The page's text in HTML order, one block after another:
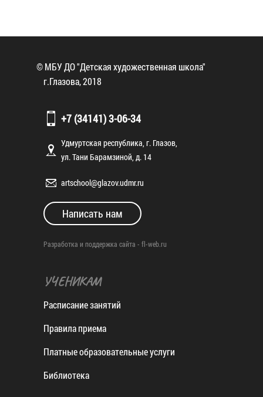
© МБУ ДО "Детская художественная школа"
г.Глазова, 2018
+7 (34141) 3-06-34
Удмуртская республика, г. Глазов,
ул. Тани Барамзиной, д. 14
artschool@glazov.udmr.ru
Написать нам
Разработка и поддержка сайта - fl-web.ru
УЧЕНИКАМ
Расписание занятий
Правила приема
Платные образовательные услуги
Библиотека